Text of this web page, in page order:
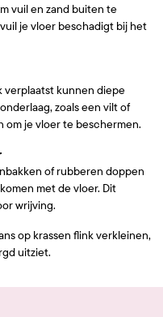
vuil en zand buiten te
je vloer beschadigt bij het
verplaatst kunnen diepe
zoals een vilt of
om je vloer te beschermen.
of rubberen doppen
met de vloer. Dit
wrijving.
op krassen flink verkleinen,
uitziet.